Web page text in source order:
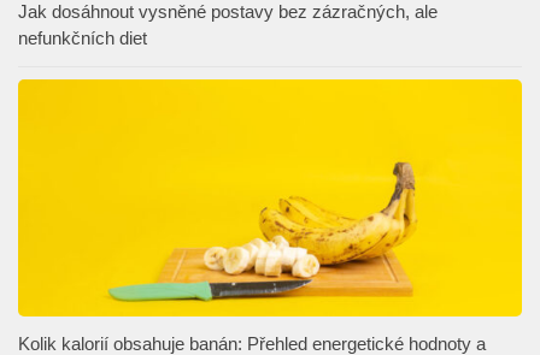
Jak dosáhnout vysněné postavy bez zázračných, ale
nefunkčních diet
Kolik kalorií obsahuje banán: Přehled energetické hodnoty a